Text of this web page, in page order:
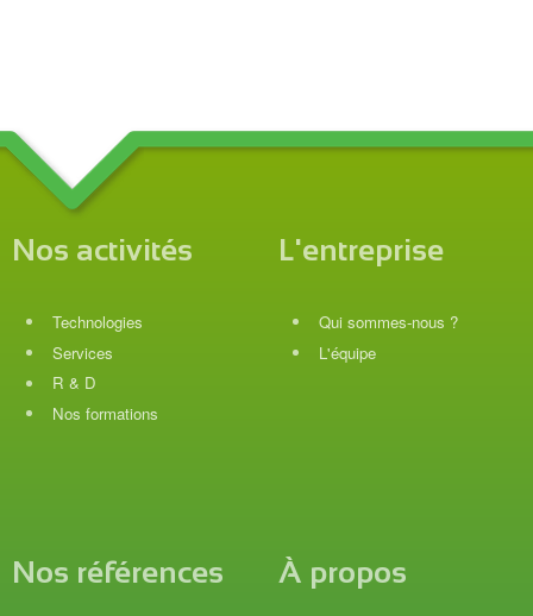
Nos activités
Technologies
Services
R & D
Nos formations
L'entreprise
Qui sommes-nous ?
L'équipe
Nos références À propos